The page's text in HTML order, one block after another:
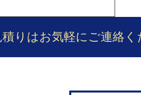
りはお気軽にご連絡く